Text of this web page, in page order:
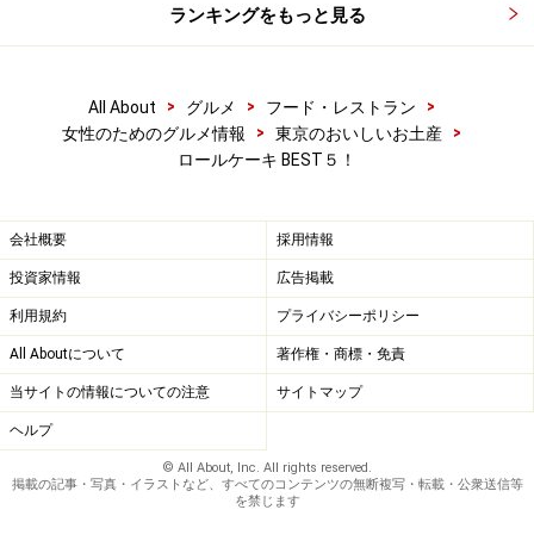
ランキングをもっと見る
All About > グルメ > フード・レストラン
>
女性のためのグルメ情報
> 東京のおいしいお土産
>
ロールケーキ BEST５！
会社概要 採用情報
投資家情報 広告掲載
利用規約 プライバシーポリシー
All Aboutについて 著作権・商標・免責
当サイトの情報についての注意 サイトマップ
ヘルプ
© All About, Inc. All rights reserved.
掲載の記事・写真・イラストなど、すべてのコンテンツの無断複写・転載・公衆送信等
を禁じます